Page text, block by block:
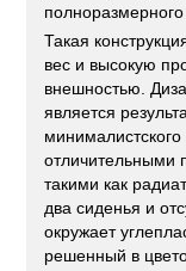
полноразмерного
Такая
вес и высокую
внешностью.
является
отличительными
такими как
два сиденья и
окружает
решенный в